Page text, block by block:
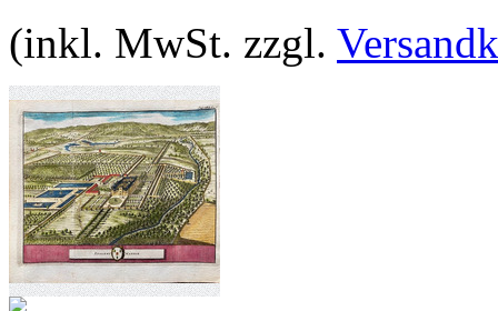
(inkl. MwSt. zzgl.